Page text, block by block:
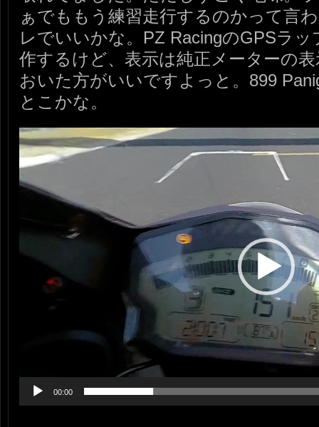
ぁでももう練習走行するのかって言
レでいいかな。PZ RacingのGPSラ
作するけど、表示は純正メーターの
おいた方がいいですよっと。899
とこかな。
動
画
プ
レ
00:00